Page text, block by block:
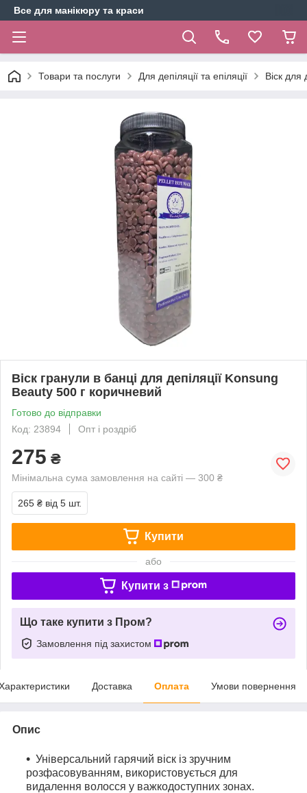
Все для манікюру та краси
Товари та послуги Для депіляції та епіляції Віск для
Віск гранули в банці для депіляції Konsung
Beauty 500 г коричневий
Готово до відправки
Код: 23894
Опт і роздріб
275 ₴
Мінімальна сума замовлення на сайті — 300 ₴
265 ₴ від 5 шт.
Купити
або
Купити з
Що таке купити з Пром?
Замовлення під захистом
Доставка Оплата Умови повернення
Опис
Універсальний гарячий віск із зручним
розфасовуванням, використовується для
видалення волосся у важкодоступних зонах.